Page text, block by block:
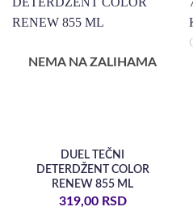
NEMA NA ZALIHAMA
DUEL TEČNI
DETERDŽENT COLOR
RENEW 855 ML
319,00 RSD